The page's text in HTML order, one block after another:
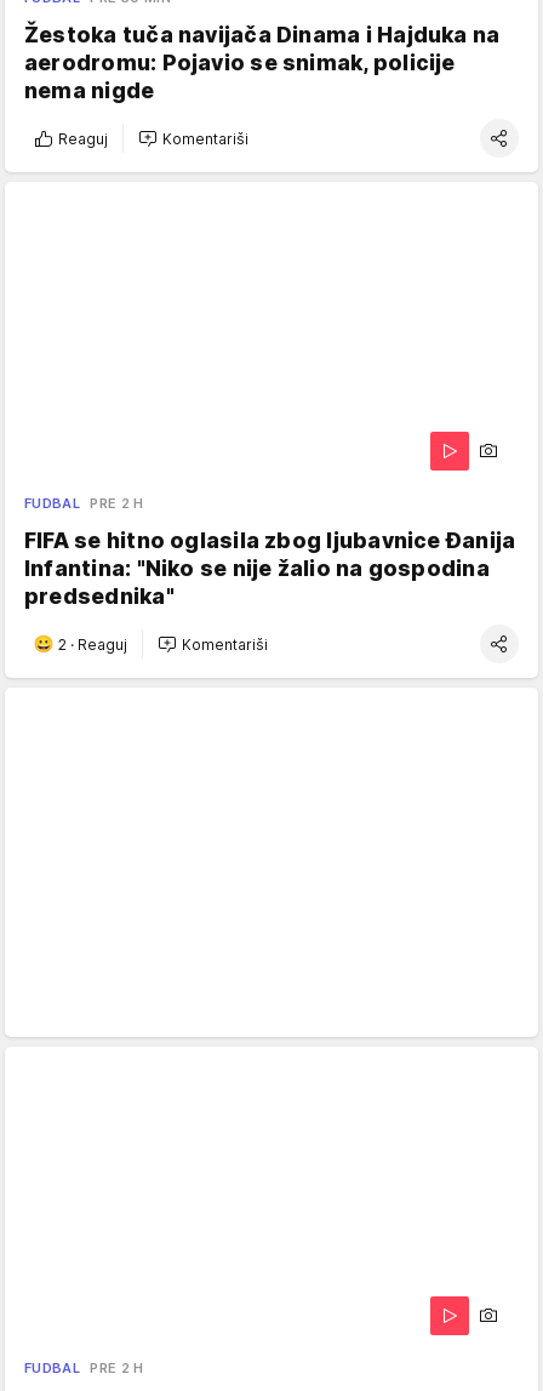
Žestoka tuča navijača Dinama i Hajduka na
aerodromu: Pojavio se snimak, policije
nema nigde
Reaguj Komentariši
FUDBAL PRE 2 H
FIFA se hitno oglasila zbog ljubavnice Đanija
Infantina: "Niko se nije žalio na gospodina
predsednika"
2 · Reaguj Komentariši
FUDBAL PRE 2 H